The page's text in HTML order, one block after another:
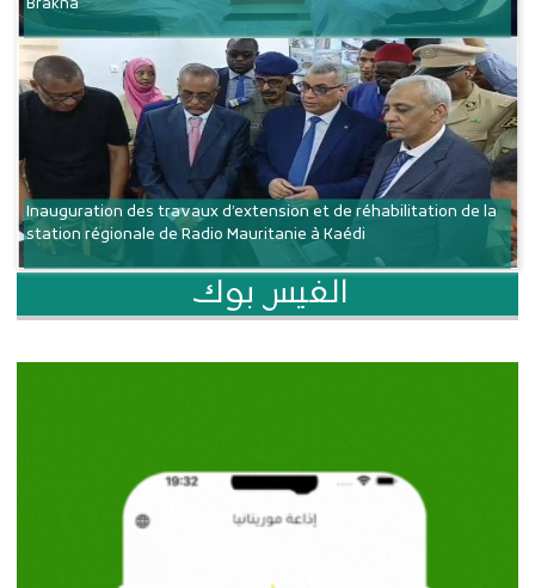
Inauguration des travaux d’extension et de réhabilitation de la
station régionale de Radio Mauritanie à Kaédi
الفيس بوك